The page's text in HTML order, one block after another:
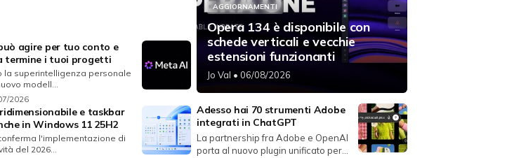
agire per tuo conto e
termine i tuoi progetti
la superintelligenza personale
modell...
2026
e taskbar
in Windows 11 25H2
l'implementazione di
del 2026...
AGGIORNAMENTI
Opera 134 è disponibile con
schede verticali e vecchie
estensioni funzionanti
Jo Val • 06/08/2026
Adesso hai 70 strumenti Adobe
integrati in ChatGPT
La partnership fra Adobe e OpenAI
porta al nuovo plugin unificato per...